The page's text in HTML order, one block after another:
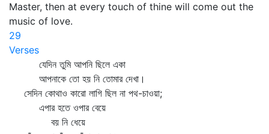
Master, then at every touch of thine will come out the
music of love.
29
Verses
যেদিন তুমি আপনি ছিলে একা
আপনাকে তো হয় নি তোমার দেখা।
সেদিন কোথাও কারো লাগি ছিল না পথ-চাওয়া;
এপার হতে ওপার বেয়ে
বয় নি ধেয়ে